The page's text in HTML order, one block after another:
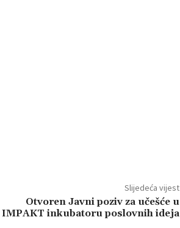
Slijedeća vijest
Otvoren Javni poziv za učešće u
IMPAKT inkubatoru poslovnih ideja